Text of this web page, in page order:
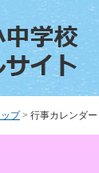
プ > 行事カレンダー